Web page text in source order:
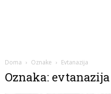
Doma Oznake Evtanazija
Oznaka: evtanazija